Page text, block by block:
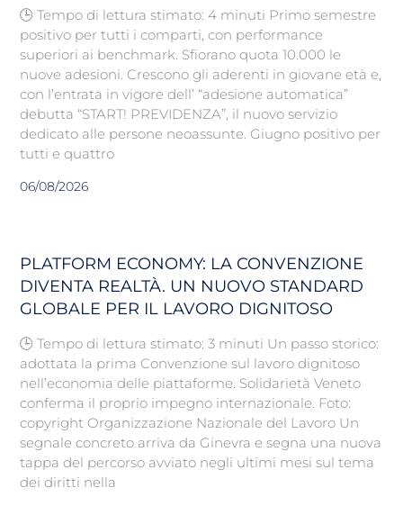
🕒 Tempo di lettura stimato: 4 minuti Primo semestre
positivo per tutti i comparti, con performance
superiori ai benchmark. Sfiorano quota 10.000 le
nuove adesioni. Crescono gli aderenti in giovane età e,
con l’entrata in vigore dell’ “adesione automatica”
debutta “START! PREVIDENZA”, il nuovo servizio
dedicato alle persone neoassunte. Giugno positivo per
tutti e quattro
06/08/2026
PLATFORM ECONOMY: LA CONVENZIONE
DIVENTA REALTÀ. UN NUOVO STANDARD
GLOBALE PER IL LAVORO DIGNITOSO
🕒 Tempo di lettura stimato: 3 minuti Un passo storico:
adottata la prima Convenzione sul lavoro dignitoso
nell’economia delle piattaforme. Solidarietà Veneto
conferma il proprio impegno internazionale. Foto:
copyright Organizzazione Nazionale del Lavoro Un
segnale concreto arriva da Ginevra e segna una nuova
tappa del percorso avviato negli ultimi mesi sul tema
dei diritti nella